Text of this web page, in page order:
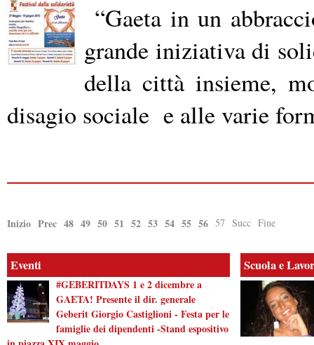
“Gaeta in un
grande iniziativa di
della città insieme,
disagio sociale e alle varie
Inizio Prec 48 49 50 51 52 53 54 55 56 57 Succ Fine
Eventi
#GEBERITDAYS 1 e 2 dicembre a
GAETA! Presente il dir. generale
Geberit Giorgio Castiglioni - Festa per le
famiglie dei dipendenti -Stand espositivo
Scuola e